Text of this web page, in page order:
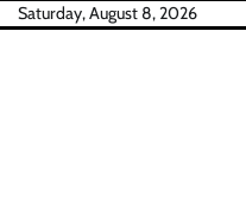
SkipSaturday, August 8, 2026